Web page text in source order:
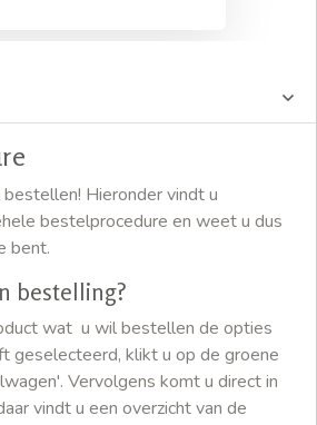
Hieronder vindt u
bestelprocedure en weet u dus
bent.
bestelling?
wat u wil bestellen de opties
geselecteerd, klikt u op de groene
Vervolgens komt u direct in
vindt u een overzicht van de